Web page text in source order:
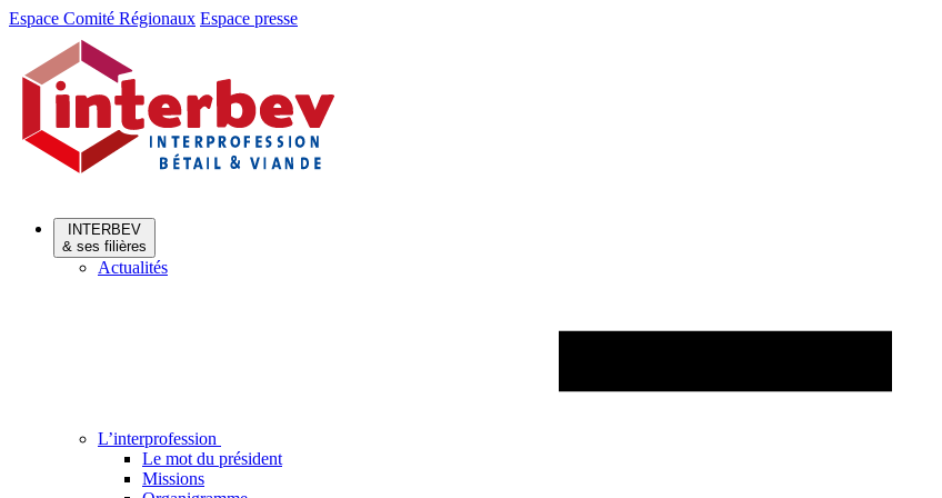
Aller
Aller
contenu
Espace Comité Régionaux Espace presse
INTERBEV
& ses filières
Actualités
L’interprofession
Le mot du président
Missions